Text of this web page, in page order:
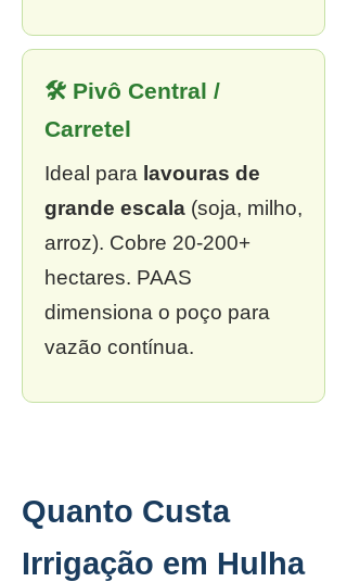
🛠 Pivô Central /
Carretel
Ideal para lavouras de
grande escala (soja, milho,
arroz). Cobre 20-200+
hectares. PAAS
dimensiona o poço para
vazão contínua.
Quanto Custa
Irrigação em Hulha